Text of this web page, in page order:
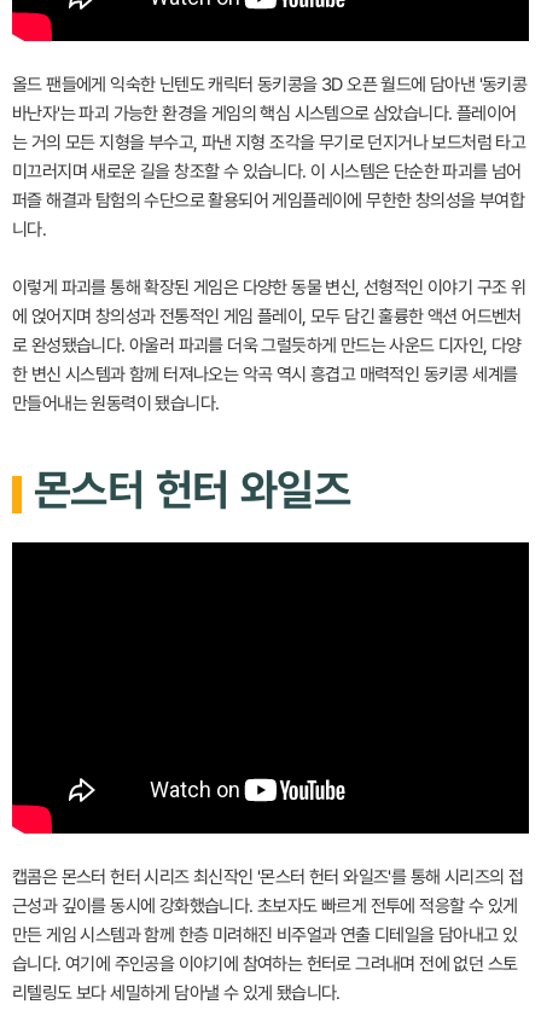
올드 팬들에게 익숙한 닌텐도 캐릭터 동키콩을 3D 오픈 월드에 담아낸 '동키콩
바난자'는 파괴 가능한 환경을 게임의 핵심 시스템으로 삼았습니다. 플레이어
는 거의 모든 지형을 부수고, 파낸 지형 조각을 무기로 던지거나 보드처럼 타고
미끄러지며 새로운 길을 창조할 수 있습니다. 이 시스템은 단순한 파괴를 넘어
퍼즐 해결과 탐험의 수단으로 활용되어 게임플레이에 무한한 창의성을 부여합
니다.
이렇게 파괴를 통해 확장된 게임은 다양한 동물 변신, 선형적인 이야기 구조 위
에 얹어지며 창의성과 전통적인 게임 플레이, 모두 담긴 훌륭한 액션 어드벤처
로 완성됐습니다. 아울러 파괴를 더욱 그럴듯하게 만드는 사운드 디자인, 다양
한 변신 시스템과 함께 터져나오는 악곡 역시 흥겹고 매력적인 동키콩 세계를
만들어내는 원동력이 됐습니다.
몬스터 헌터 와일즈
캡콤은 몬스터 헌터 시리즈 최신작인 '몬스터 헌터 와일즈'를 통해 시리즈의 접
근성과 깊이를 동시에 강화했습니다. 초보자도 빠르게 전투에 적응할 수 있게
만든 게임 시스템과 함께 한층 미려해진 비주얼과 연출 디테일을 담아내고 있
습니다. 여기에 주인공을 이야기에 참여하는 헌터로 그려내며 전에 없던 스토
리텔링도 보다 세밀하게 담아낼 수 있게 됐습니다.